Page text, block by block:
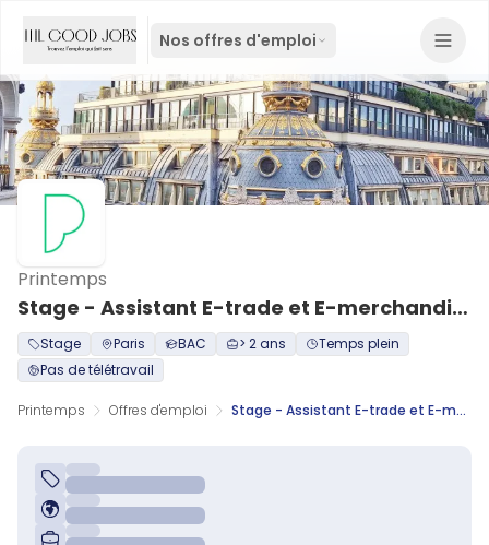
Nos offres d'emploi
Stage - Assistant E-trade et E-merchandising H/F
Printemps
Stage Paris BAC > 2 ans
Temps plein
Pas de télétravail
Printemps Offres d'emploi Stage - Assistant E-trade et E-merchandising H/F